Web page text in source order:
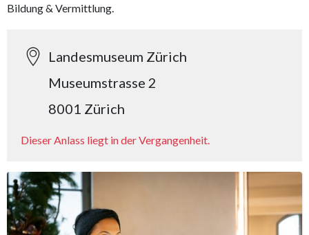
Bildung & Vermittlung.
Landesmuseum Zürich
Museumstrasse 2
8001 Zürich
Dieser Anlass liegt in der Vergangenheit.